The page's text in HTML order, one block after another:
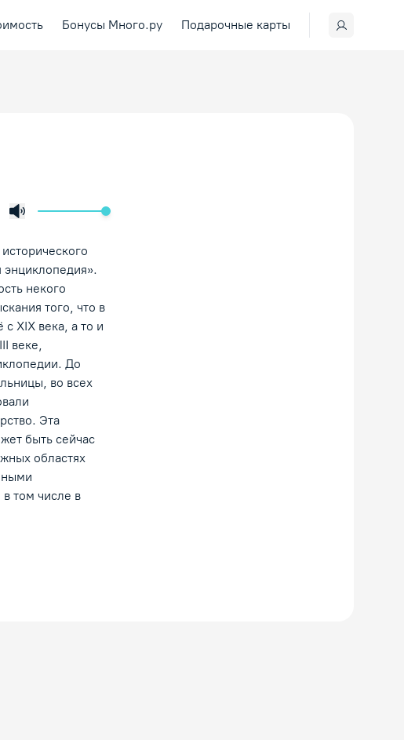
Бонусы Много.ру Подарочные карты
некого
того, что в
XIX века, а то и
веке,
До
во всех
Эта
быть сейчас
областях
том числе в